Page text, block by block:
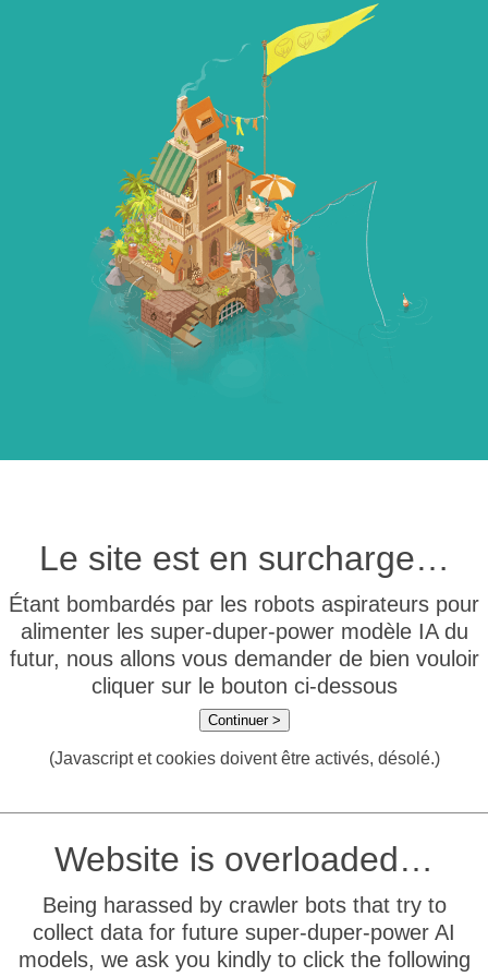
Le site est en surcharge…
Étant bombardés par les robots aspirateurs pour
alimenter les super-duper-power modèle IA du
futur, nous allons vous demander de bien vouloir
cliquer sur le bouton ci-dessous
Continuer >
(Javascript et cookies doivent être activés, désolé.)
Website is overloaded…
Being harassed by crawler bots that try to
collect data for future super-duper-power AI
models, we ask you kindly to click the following